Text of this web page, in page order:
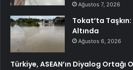
Ağustos 7, 2026
Tokat’ta
Altında
Ağustos 6, 2026
Türkiye, ASEAN’ın Diyalog Ortağı